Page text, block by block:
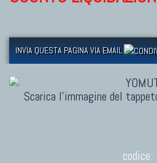
INVIA QUESTA PAGINA VIA EMAIL
Scarica l'immagine del
codice: